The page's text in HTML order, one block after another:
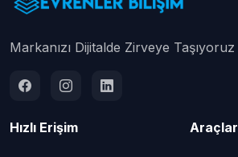
Markanızı Dijitalde Zirveye Taşıyoruz
Hızlı Erişim Araçlar